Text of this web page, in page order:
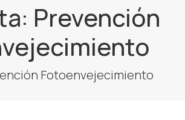
Prevención
Fotoenvejecimiento